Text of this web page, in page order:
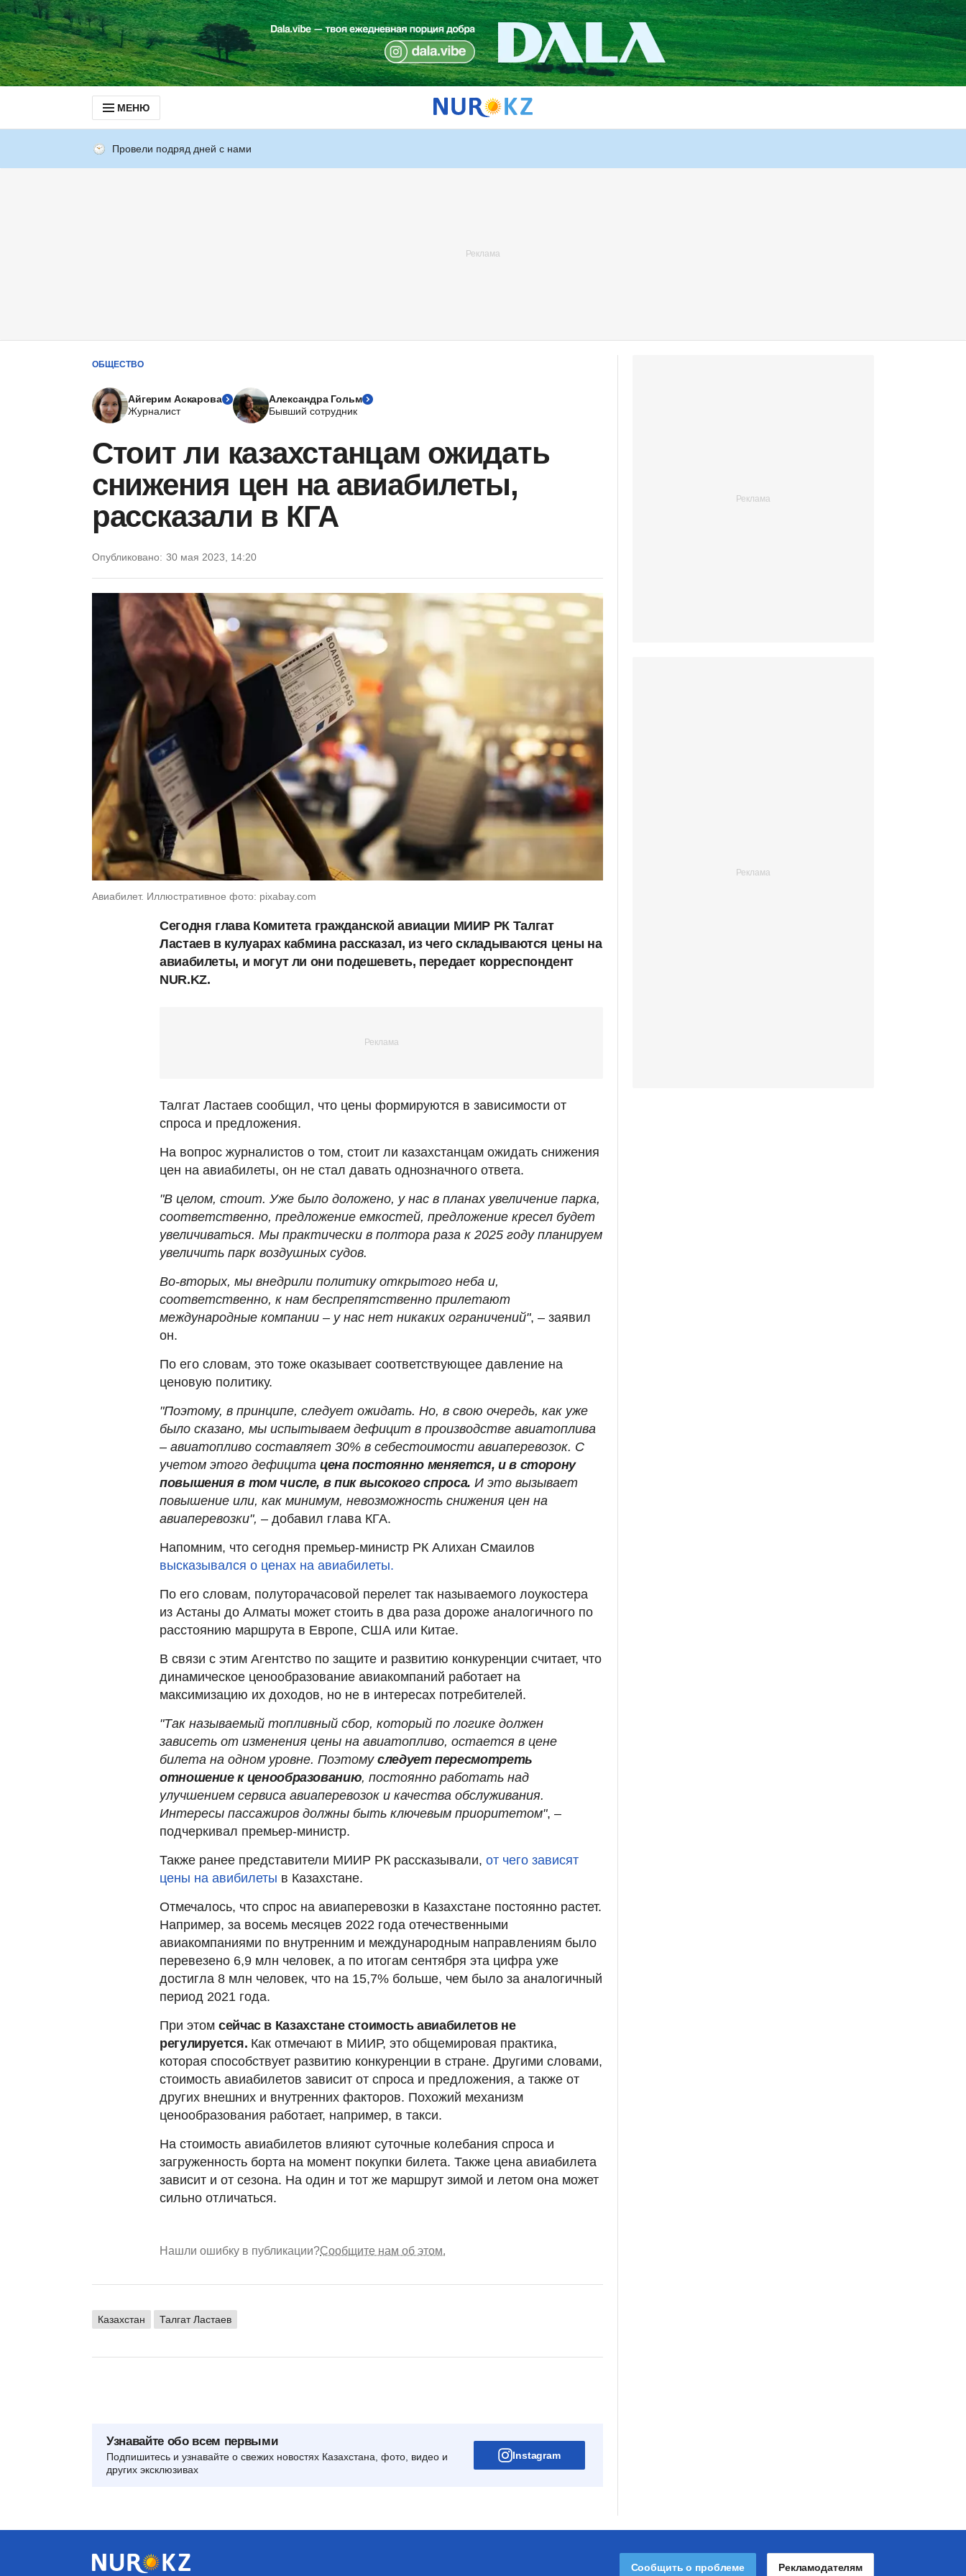
МЕНЮ
Провели подряд дней с нами
ОБЩЕСТВО
Айгерим Аскарова
Журналист
Александра Гольм
Бывший сотрудник
Стоит ли казахстанцам ожидать
снижения цен на авиабилеты,
рассказали в КГА
Опубликовано: 30 мая 2023, 14:20
Авиабилет. Иллюстративное фото: pixabay.com
Сегодня глава Комитета гражданской авиации МИИР РК Талгат
Ластаев в кулуарах кабмина рассказал, из чего складываются цены на
авиабилеты, и могут ли они подешеветь, передает корреспондент
NUR.KZ.
Талгат Ластаев сообщил, что цены формируются в зависимости от
спроса и предложения.
На вопрос журналистов о том, стоит ли казахстанцам ожидать снижения
цен на авиабилеты, он не стал давать однозначного ответа.
"В целом, стоит. Уже было доложено, у нас в планах увеличение парка,
соответственно, предложение емкостей, предложение кресел будет
увеличиваться. Мы практически в полтора раза к 2025 году планируем
увеличить парк воздушных судов.
Во-вторых, мы внедрили политику открытого неба и,
соответственно, к нам беспрепятственно прилетают
международные компании – у нас нет никаких ограничений", – заявил
он.
По его словам, это тоже оказывает соответствующее давление на
ценовую политику.
"Поэтому, в принципе, следует ожидать. Но, в свою очередь, как уже
было сказано, мы испытываем дефицит в производстве авиатоплива
– авиатопливо составляет 30% в себестоимости авиаперевозок. С
учетом этого дефицита цена постоянно меняется, и в сторону
повышения в том числе, в пик высокого спроса. И это вызывает
повышение или, как минимум, невозможность снижения цен на
авиаперевозки", – добавил глава КГА.
Напомним, что сегодня премьер-министр РК Алихан Смаилов
высказывался о ценах на авиабилеты.
По его словам, полуторачасовой перелет так называемого лоукостера
из Астаны до Алматы может стоить в два раза дороже аналогичного по
расстоянию маршрута в Европе, США или Китае.
В связи с этим Агентство по защите и развитию конкуренции считает, что
динамическое ценообразование авиакомпаний работает на
максимизацию их доходов, но не в интересах потребителей.
"Так называемый топливный сбор, который по логике должен
зависеть от изменения цены на авиатопливо, остается в цене
билета на одном уровне. Поэтому следует пересмотреть
отношение к ценообразованию, постоянно работать над
улучшением сервиса авиаперевозок и качества обслуживания.
Интересы пассажиров должны быть ключевым приоритетом", –
подчеркивал премьер-министр.
Также ранее представители МИИР РК рассказывали, от чего зависят
цены на авибилеты в Казахстане.
Отмечалось, что спрос на авиаперевозки в Казахстане постоянно растет.
Например, за восемь месяцев 2022 года отечественными
авиакомпаниями по внутренним и международным направлениям было
перевезено 6,9 млн человек, а по итогам сентября эта цифра уже
достигла 8 млн человек, что на 15,7% больше, чем было за аналогичный
период 2021 года.
При этом сейчас в Казахстане стоимость авиабилетов не
регулируется. Как отмечают в МИИР, это общемировая практика,
которая способствует развитию конкуренции в стране. Другими словами,
стоимость авиабилетов зависит от спроса и предложения, а также от
других внешних и внутренних факторов. Похожий механизм
ценообразования работает, например, в такси.
На стоимость авиабилетов влияют суточные колебания спроса и
загруженность борта на момент покупки билета. Также цена авиабилета
зависит и от сезона. На один и тот же маршрут зимой и летом она может
сильно отличаться.
Нашли ошибку в публикации?Сообщите нам об этом.
Казахстан Талгат Ластаев
Узнавайте обо всем первыми
Подпишитесь и узнавайте о свежих новостях Казахстана, фото, видео и
других эксклюзивах
Instagram
Сообщить о проблеме Рекламодателям